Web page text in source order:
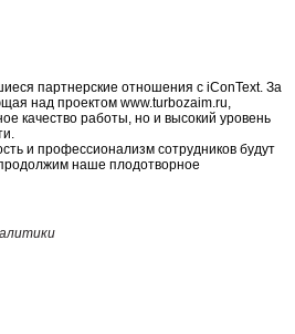
партнерские отношения с iConText. За
над проектом www.turbozaim.ru,
качество работы, но и высокий уровень
и профессионализм сотрудников будут
наше плодотворное